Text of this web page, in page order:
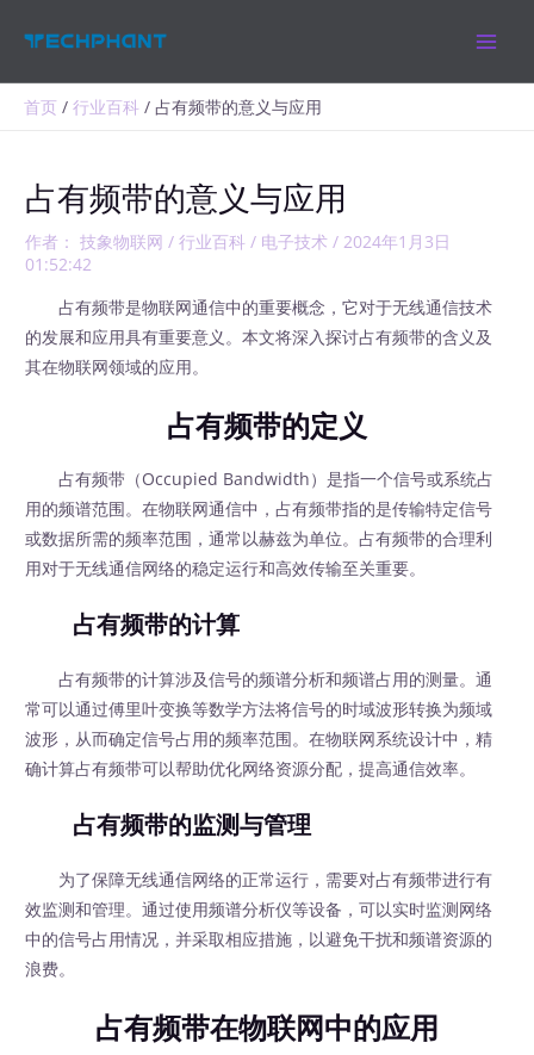
首页 行业百科 占有频带的意义与应用
占有频带的意义与应用
作者： 技象物联网/行业百科 / 电子技术 /2024年1月3日
01:52:42
占有频带是物联网通信中的重要概念，它对于无线通信技术
的发展和应用具有重要意义。本文将深入探讨占有频带的含义及
其在物联网领域的应用。
占有频带的定义
占有频带（Occupied Bandwidth）是指一个信号或系统占
用的频谱范围。在物联网通信中，占有频带指的是传输特定信号
或数据所需的频率范围，通常以赫兹为单位。占有频带的合理利
用对于无线通信网络的稳定运行和高效传输至关重要。
占有频带的计算
占有频带的计算涉及信号的频谱分析和频谱占用的测量。通
常可以通过傅里叶变换等数学方法将信号的时域波形转换为频域
波形，从而确定信号占用的频率范围。在物联网系统设计中，精
确计算占有频带可以帮助优化网络资源分配，提高通信效率。
占有频带的监测与管理
为了保障无线通信网络的正常运行，需要对占有频带进行有
效监测和管理。通过使用频谱分析仪等设备，可以实时监测网络
中的信号占用情况，并采取相应措施，以避免干扰和频谱资源的
浪费。
占有频带在物联网中的应用